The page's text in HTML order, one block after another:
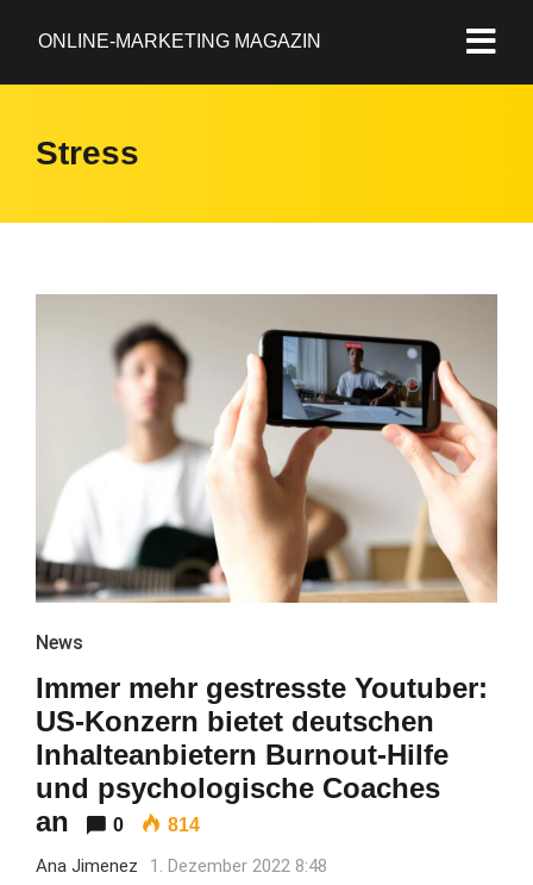
ONLINE-MARKETING MAGAZIN
Stress
News
Immer mehr gestresste Youtuber:
US-Konzern bietet deutschen
Inhalteanbietern Burnout-Hilfe
und psychologische Coaches
an
0 814
Ana Jimenez 1. Dezember 2022 8:48